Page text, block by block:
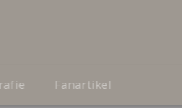
Fanartikel